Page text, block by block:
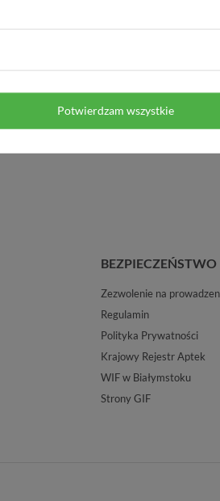
Ultranawilżający
wspierający
1,86 zł / szt.
BEZPIECZEŃSTWO
Zezwolenie na
Regulamin
Polityka Prywatności
Krajowy Rejestr Aptek
WIF w Białymstoku
Strony GIF
Potwierdzam wszystkie